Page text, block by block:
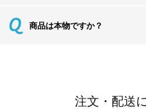
商品は本物ですか？
注文・配送